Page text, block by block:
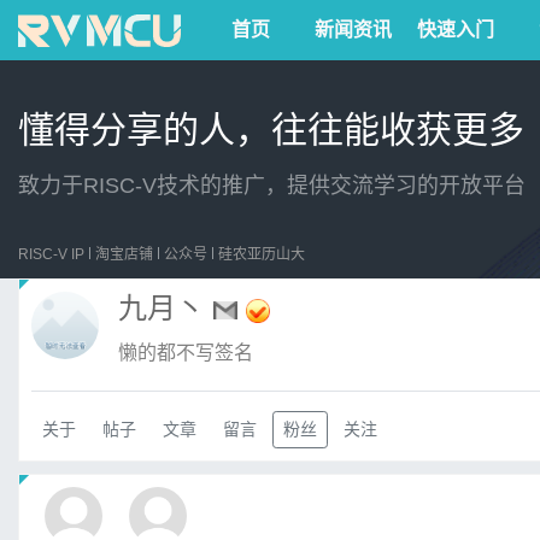
首页 新闻资讯 快速入门
懂得分享的人，往往能收获更多
致力于RISC-V技术的推广，提供交流学习的开放平台
RISC-V IP 淘宝店铺 公众号 硅农亚历山大
九月丶
懒的都不写签名
关于 帖子 文章 留言 粉丝 关注